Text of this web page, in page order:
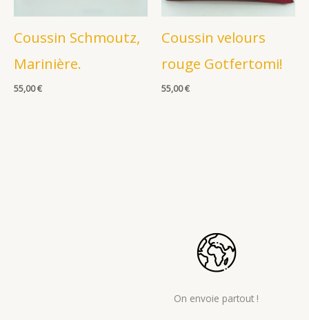
Coussin Schmoutz,
Marinière.
55,00€
Coussin velours
rouge Gotfertomi!
55,00€
On envoie partout !